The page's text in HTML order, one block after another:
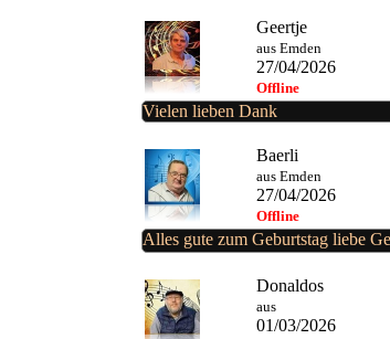
Geertje
aus Emden
27/04/2026
Offline
Vielen lieben Dank
Baerli
aus Emden
27/04/2026
Offline
Alles gute zum Geburtstag liebe
Donaldos
aus
01/03/2026